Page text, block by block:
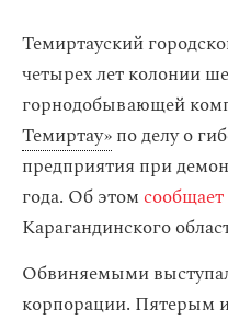
Темиртауский
четырех лет колонии
горнодобывающей
Темиртау»по делу о
предприятия при
года. Об этомсообщает
Карагандинского
Обвиняемыми
корпорации. Пятерым